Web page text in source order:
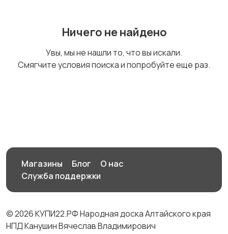
Ничего не найдено
Увы, мы не нашли то, что вы искали.
Смягчите условия поиска и попробуйте еще раз.
Магазины Блог
О нас
Служба поддержки
© 2026 КУПИ22.РФ Народная доска Алтайского края
НПД Канушин Вячеслав Владимирович